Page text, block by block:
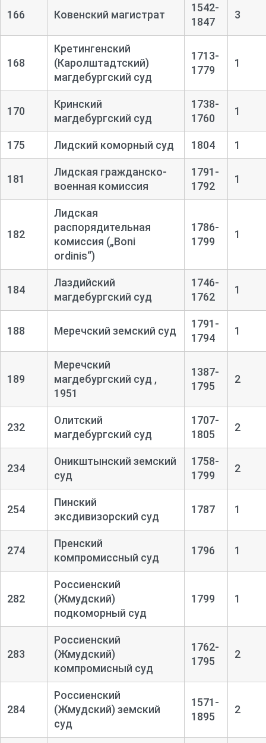
166 Ковенский магистрат
1542-
1847
3
168
Кретингенский
(Каролштадтский)
магдебургский суд
1713-
1779
1
170
Кринский
магдебургский суд
1738-
1760
1
175 Лидский коморный суд 1804 1
181
Лидская гражданско-
военная комиссия
1791-
1792
1
182
Лидская
распорядительная
комиссия („Boni
ordinis“)
1786-
1799
1
184
Лаздийский
магдебургский суд
1746-
1762
1
188 Меречский земский суд
1791-
1794
1
189
Меречский
магдебургский суд ,
1951
1387-
1795
2
232
Олитский
магдебургский суд
1707-
1805
2
234
Оникштынский земский
суд
1758-
1799
2
254
Пинский
эксдивизорский суд
1787 1
274
Пренский
компромиссный суд
1796 1
282
Россиенский
(Жмудский)
подкоморный суд
1799 1
283
Россиенский
(Жмудский)
компромисный суд
1762-
1795
2
284
Россиенский
(Жмудский) земский
суд
1571-
1895
2